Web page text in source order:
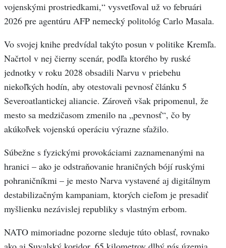
vojenskými prostriedkami,“ vysvetľoval už vo februári
2026 pre agentúru AFP nemecký politológ Carlo Masala.
Vo svojej knihe predvídal takýto posun v politike Kremľa.
Načrtol v nej čierny scenár, podľa ktorého by ruské
jednotky v roku 2028 obsadili Narvu v priebehu
niekoľkých hodín, aby otestovali pevnosť článku 5
Severoatlantickej aliancie. Zároveň však pripomenul, že
mesto sa medzičasom zmenilo na „pevnosť“, čo by
akúkoľvek vojenskú operáciu výrazne sťažilo.
Súbežne s fyzickými provokáciami zaznamenanými na
hranici – ako je odstraňovanie hraničných bójí ruskými
pohraničníkmi – je mesto Narva vystavené aj digitálnym
destabilizačným kampaniam, ktorých cieľom je presadiť
myšlienku nezávislej republiky s vlastným erbom.
NATO mimoriadne pozorne sleduje túto oblasť, rovnako